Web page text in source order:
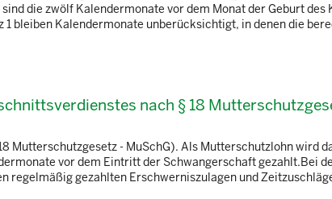
die zwölf Kalendermonate vor dem Monat der Geburt des
bleiben Kalendermonate unberücksichtigt, in denen die
nach § 18
Mutterschutzgesetz - MuSchG). Als Mutterschutzlohn wird
vor dem Eintritt der Schwangerschaft gezahlt.Bei
regelmäßig gezahlten Erschwerniszulagen und